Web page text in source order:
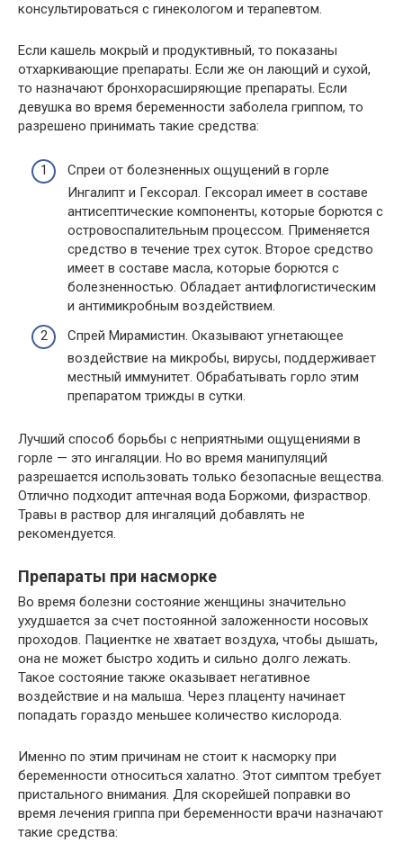
консультироваться с гинекологом и терапевтом.
Если кашель мокрый и продуктивный, то показаны
отхаркивающие препараты. Если же он лающий и сухой,
то назначают бронхорасширяющие препараты. Если
девушка во время беременности заболела гриппом, то
разрешено принимать такие средства:
Спреи от болезненных ощущений в горле
Ингалипт и Гексорал. Гексорал имеет в составе
антисептические компоненты, которые борются с
островоспалительным процессом. Применяется
средство в течение трех суток. Второе средство
имеет в составе масла, которые борются с
болезненностью. Обладает антифлогистическим
и антимикробным воздействием.
Спрей Мирамистин. Оказывают угнетающее
воздействие на микробы, вирусы, поддерживает
местный иммунитет. Обрабатывать горло этим
препаратом трижды в сутки.
Лучший способ борьбы с неприятными ощущениями в
горле — это ингаляции. Но во время манипуляций
разрешается использовать только безопасные вещества.
Отлично подходит аптечная вода Боржоми, физраствор.
Травы в раствор для ингаляций добавлять не
рекомендуется.
Препараты при насморке
Во время болезни состояние женщины значительно
ухудшается за счет постоянной заложенности носовых
проходов. Пациентке не хватает воздуха, чтобы дышать,
она не может быстро ходить и сильно долго лежать.
Такое состояние также оказывает негативное
воздействие и на малыша. Через плаценту начинает
попадать гораздо меньшее количество кислорода.
Именно по этим причинам не стоит к насморку при
беременности относиться халатно. Этот симптом требует
пристального внимания. Для скорейшей поправки во
время лечения гриппа при беременности врачи назначают
такие средства: